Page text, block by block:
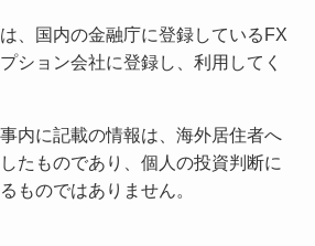
、国内の金融庁に登録しているFX
ション会社に登録し、利用してく
内に記載の情報は、海外居住者へ
たものであり、個人の投資判断に
ものではありません。